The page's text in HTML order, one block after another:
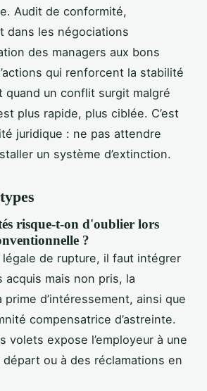
Audit de conformité,
dans les négociations
des managers aux bons
qui renforcent la stabilité
quand un conflit surgit malgré
plus rapide, plus ciblée. C’est
juridique : ne pas attendre
un système d’extinction.
risque-t-on d'oublier lors
?
légale de rupture, il faut intégrer
acquis mais non pris, la
d’intéressement, ainsi que
compensatrice d’astreinte.
volets expose l’employeur à une
ou à des réclamations en